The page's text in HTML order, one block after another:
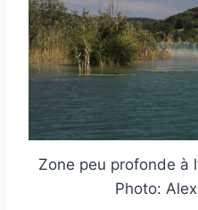
Zone peu profonde à
Photo: